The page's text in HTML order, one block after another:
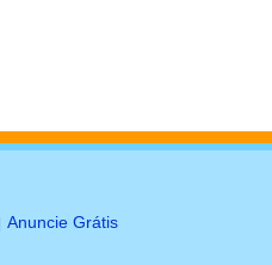
Anuncie Grátis